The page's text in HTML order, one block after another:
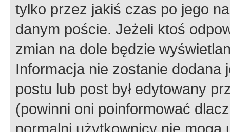
tylko przez jakiś czas po jego
danym poście. Jeżeli ktoś
zmian na dole będzie
Informacja nie zostanie dodana
postu lub post był edytowany
(powinni oni poinformować